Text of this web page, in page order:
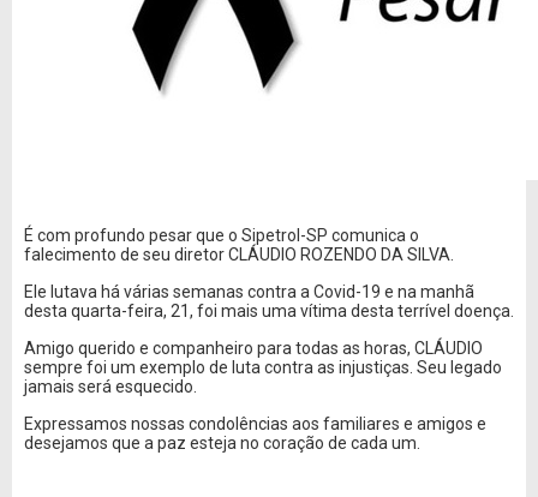
É com profundo pesar que o Sipetrol-SP comunica o
falecimento de seu diretor CLÁUDIO ROZENDO DA SILVA.
Ele lutava há várias semanas contra a Covid-19 e na manhã
desta quarta-feira, 21, foi mais uma vítima desta terrível doença.
Amigo querido e companheiro para todas as horas, CLÁUDIO
sempre foi um exemplo de luta contra as injustiças. Seu legado
jamais será esquecido.
Expressamos nossas condolências aos familiares e amigos e
desejamos que a paz esteja no coração de cada um.